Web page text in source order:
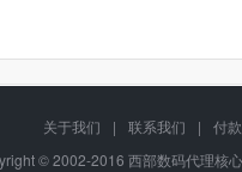
关于我们 | 联系我们 |
付
© 2002-2016 西部数码代理核